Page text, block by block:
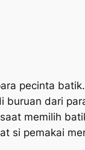
pecinta
dari
memilih
si pemakai